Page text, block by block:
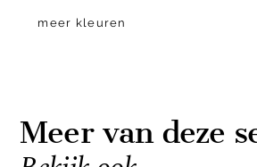
meer kleuren
Meer van deze